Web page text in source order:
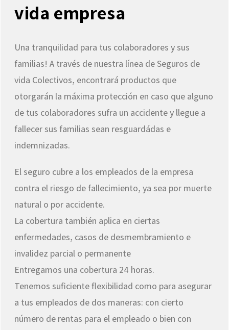
vida empresa
Una tranquilidad para tus colaboradores y sus
familias! A través de nuestra línea de Seguros de
vida Colectivos, encontrará productos que
otorgarán la máxima protección en caso que alguno
de tus colaboradores sufra un accidente y llegue a
fallecer sus familias sean resguardádas e
indemnizadas.
El seguro cubre a los empleados de la empresa
contra el riesgo de fallecimiento, ya sea por muerte
natural o por accidente.
La cobertura también aplica en ciertas
enfermedades, casos de desmembramiento e
invalidez parcial o permanente
Entregamos una cobertura 24 horas.
Tenemos suficiente flexibilidad como para asegurar
a tus empleados de dos maneras: con cierto
número de rentas para el empleado o bien con